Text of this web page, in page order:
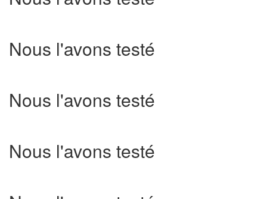
Nous l'avons testé
Nous l'avons testé
Nous l'avons testé